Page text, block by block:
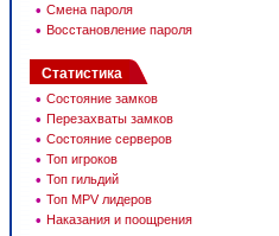
• Смена пароля
• Восстановление пароля
Статистика
• Состояние замков
• Перезахваты замков
• Состояние серверов
• Топ игроков
• Топ гильдий
• Топ MPV лидеров
• Наказания и поощрения